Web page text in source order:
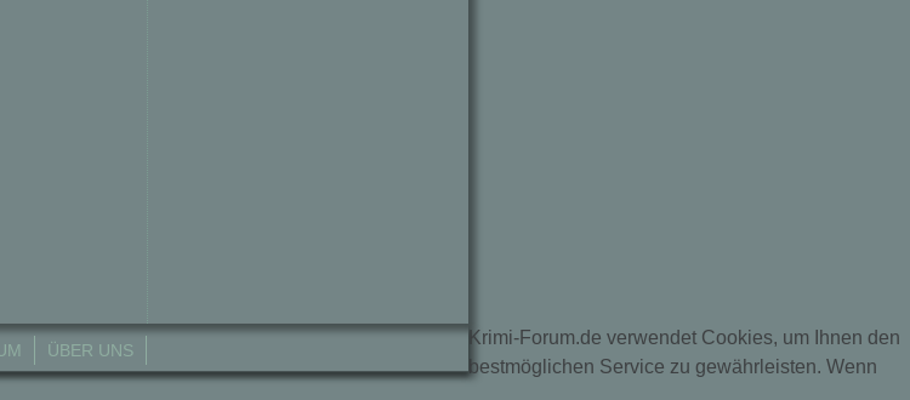
ÜBER UNS
Krimi-Forum.de verwendet Cookies, um Ihnen den
bestmöglichen Service zu gewährleisten. Wenn